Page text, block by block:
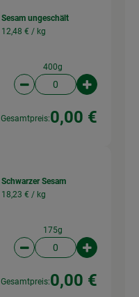
Sesam ungeschält
12,48 € / kg
400g
Artikelanzahl
Gesamtpreis:0,00 €
Schwarzer Sesam
18,23 € / kg
175g
Artikelanzahl
Gesamtpreis:0,00 €